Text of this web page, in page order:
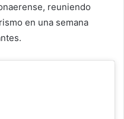
reuniendo
en una semana